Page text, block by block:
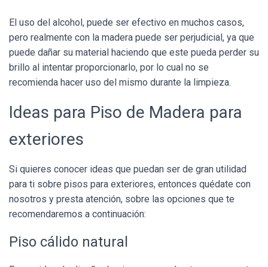
El uso del alcohol, puede ser efectivo en muchos casos,
pero realmente con la madera puede ser perjudicial, ya que
puede dañar su material haciendo que este pueda perder su
brillo al intentar proporcionarlo, por lo cual no se
recomienda hacer uso del mismo durante la limpieza.
Ideas para Piso de Madera para
exteriores
Si quieres conocer ideas que puedan ser de gran utilidad
para ti sobre pisos para exteriores, entonces quédate con
nosotros y presta atención, sobre las opciones que te
recomendaremos a continuación:
Piso cálido natural